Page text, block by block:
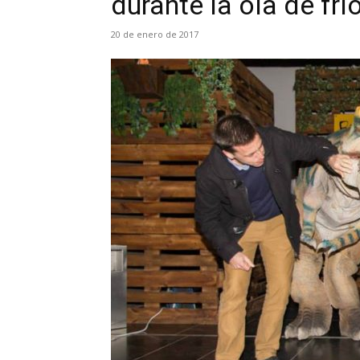
20 de enero de 2017